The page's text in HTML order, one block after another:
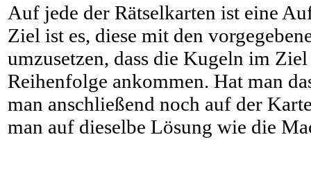
Auf jede der Rätselkarten ist eine
Ziel ist es, diese mit den
umzusetzen, dass die Kugeln im
Reihenfolge ankommen. Hat man
man anschließend noch auf der
man auf dieselbe Lösung wie die